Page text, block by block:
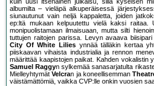
kuin uusi itsenäinen julkaisu, sillä kyseisen
albumilta – vieläpä alkuperäisessä
siunautunut vain neljä kappaletta, joiden
ep:ltä mukaan kelpuutettu vielä kaksi raitaa.
monipuolistamaan ilmaisuaan, mutta silti
tuttujen raitojen parissa. Levyn avaava biisipari
City Of White Liliesynnää tälläkin kertaa
piiskaavan vihaista industrialia ja rennon
määrittää kaapistojen paikat. Kahden vokalistin
Samuel Raggyn sylkemää sanasarjatulta
MielleyhtymätVelcran ja koneellisemman
väistämättömiä, vaikka CVP:lle onkin vuosien